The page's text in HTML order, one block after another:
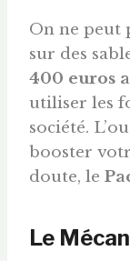
On ne peut
sur des
400 euros
utiliser les
société.
booster
doute, le
Le